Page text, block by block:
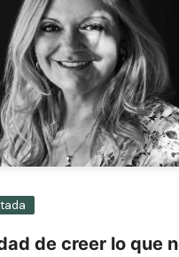
de creer lo que